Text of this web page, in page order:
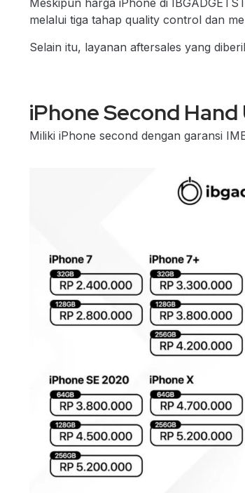
Meskipun harga iPhone di
melalui tiga tahap quality control dan
Selain itu, layanan aftersales yang
iPhone Second
Miliki iPhone second dengan garansi